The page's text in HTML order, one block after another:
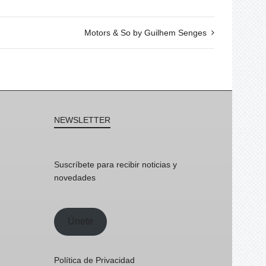
Motors & So by Guilhem Senges
NEWSLETTER
Suscríbete para recibir noticias y
novedades
Únete
Política de Privacidad